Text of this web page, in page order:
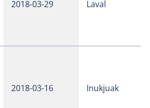
2018-03-29 Laval
2018-03-16 Inukjuak